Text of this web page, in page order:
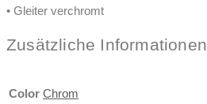
• Gleiter verchromt
Zusätzliche Informationen
Color Chrom